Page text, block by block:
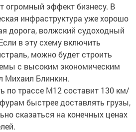
огромный эффект бизнесу. В
инфраструктура уже хорошо
дорога, волжский судоходный
в эту схему включить
можно будет строить
с высоким экономическим
Михаил Блинкин.
по трассе М12 составит 130 км/
быстрее доставлять грузы,
сказаться на конечных ценах